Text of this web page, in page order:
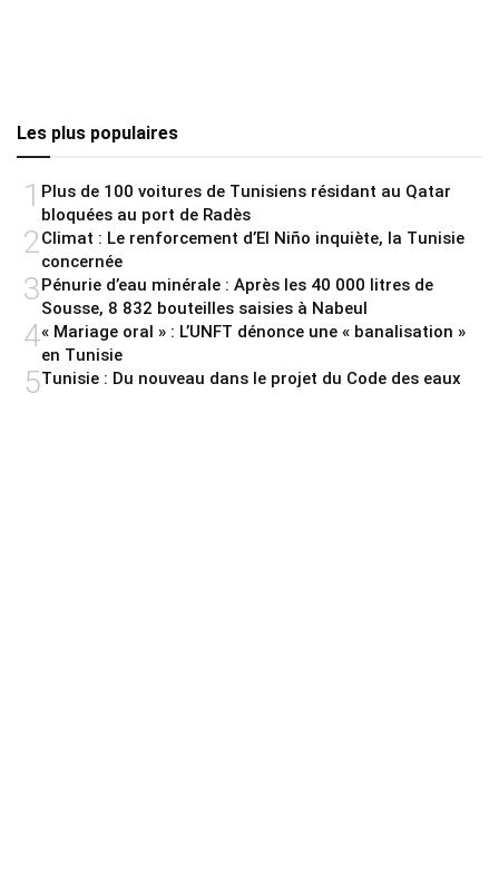
Les plus populaires
1 Plus de 100 voitures de Tunisiens résidant au Qatar
bloquées au port de Radès
2 Climat : Le renforcement d’El Niño inquiète, la Tunisie
concernée
3Pénurie d’eau minérale : Après les 40 000 litres de
Sousse, 8 832 bouteilles saisies à Nabeul
4« Mariage oral » : L’UNFT dénonce une « banalisation »
en Tunisie
5Tunisie : Du nouveau dans le projet du Code des eaux